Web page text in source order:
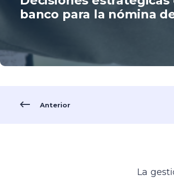
banco para la nómina
Anterior
La